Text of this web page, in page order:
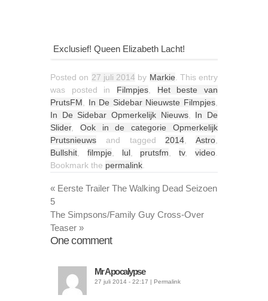
Exclusief! Queen Elizabeth Lacht!
Posted on 27 juli 2014 by Markie . This entry
was posted in Filmpjes
Het beste van
PrutsFM
In De Sidebar Nieuwste Filmpjes
In De Sidebar Opmerkelijk Nieuws, In De
Slider, Ook in de categorie Opmerkelijk
Prutsnieuws and tagged 2014 Astro
Bullshit
filmpje lul, prutsfm ,tv,video
Bookmark the permalink
« Eerste Trailer The Walking Dead Seizoen
5
The Simpsons/Family Guy Cross-Over
Teaser »
Onecomment
Mr Apocalypse
27 juli 2014 - 22:17 | Permalink